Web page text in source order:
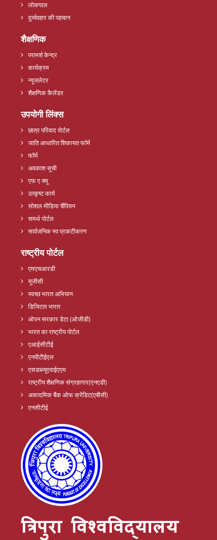
लोकपाल
दुर्व्यवहार की पहचान
शैक्षणिक
परामर्श केन्द्र
कार्यक्रम
न्यूजलेटर
शैक्षणिक कैलेंडर
उपयोगी लिंक्स
छात्र परिवाद पोर्टल
जाति आधारित शिकायत फॉर्म
फॉर्म
अवकाश सूची
एफ ए क्यू
उत्कृष्ट कार्य
सोशल मीडिया चैंपियन
समर्थ पोर्टल
सार्वजनिक स्व प्रकटीकरण
राष्ट्रीय पोर्टल
एमएचआरडी
यूजीसी
स्वच्छ भारत अभियान
डिजिटल भारत
ओपन सरकार डेटा (ओजीडी)
भारत का राष्ट्रीय पोर्टल
एआईसीटीई
एनपीटीईएल
एसडब्ल्यूएवाईएएम
राष्ट्रीय शैक्षणिक संग्रहागार(एनएडी)
अकादमिक बैंक ओफ क्रेडिट(एबीसी)
एनसीटीई